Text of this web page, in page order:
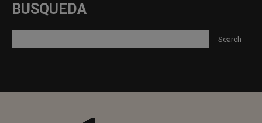
BUSQUEDA